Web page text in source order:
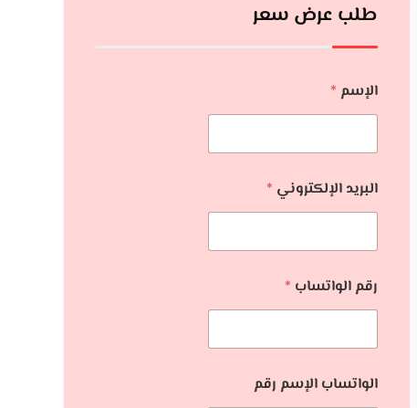
طلب عرض سعر
الإسم *
البريد الإلكتروني *
رقم الواتساب *
الواتساب الإسم رقم